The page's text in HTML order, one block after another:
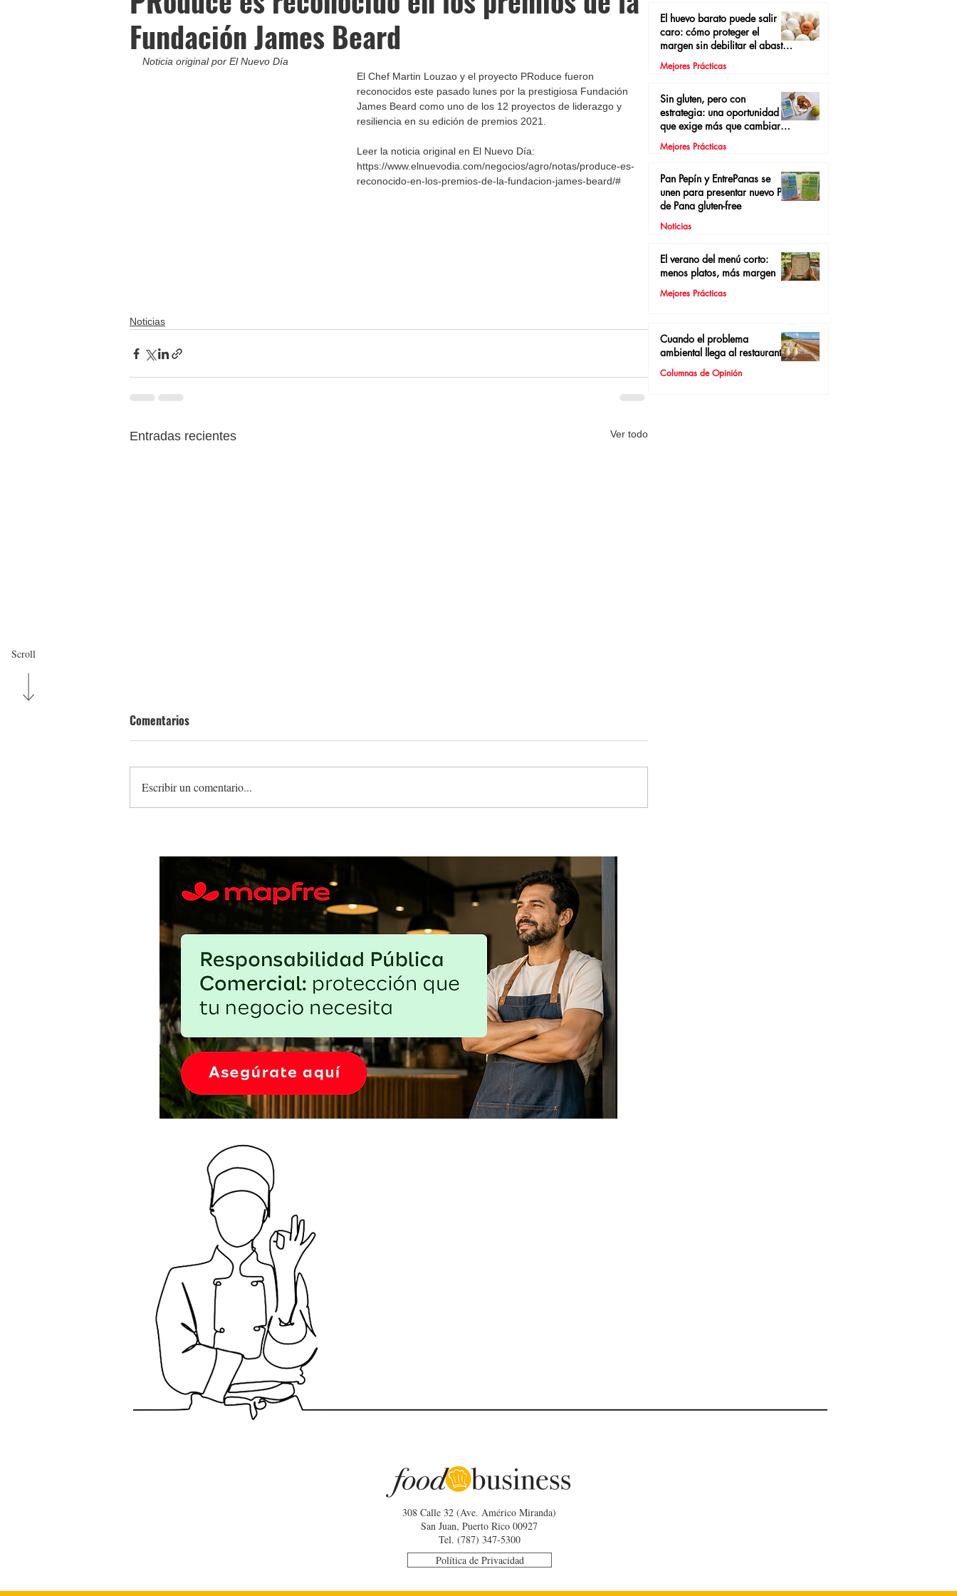
Scroll
Fundación James Beard
Noticia original por El Nuevo Día
El Chef Martin Louzao y el proyecto PRoduce fueron
reconocidos este pasado lunes por la prestigiosa Fundación
James Beard como uno de los 12 proyectos de liderazgo y
resiliencia en su edición de premios 2021.
Leer la noticia original en El Nuevo Día:
https://www.elnuevodia.com/negocios/agro/notas/produce-es-
reconocido-en-los-premios-de-la-fundacion-james-beard/#
Noticias
Entradas recientes Ver todo
Pan Pepín y EntrePanas se unen para
presentar nuevo Pan de Pana gluten-
DUNDA llega a Bayamón con propuesta
gastronómica, cultural y colaborativa
Comentarios
Escribir un comentario...
El huevo barato puede salir
caro: cómo proteger el
margen sin debilitar el abasto
local
Mejores Prácticas
Sin gluten, pero con
estrategia: una oportunidad
que exige más que cambiar el
pan
Mejores Prácticas
Pan Pepín y EntrePanas se
unen para presentar nuevo Pan
de Pana gluten-free
Noticias
El verano del menú corto:
menos platos, más margen
Mejores Prácticas
Cuando el problema
ambiental llega al restaurante
Columnas de Opinión
308 Calle 32 (Ave. Américo Miranda)
San Juan, Puerto Rico 00927
Tel. (787) 347-5300
Política de Privacidad